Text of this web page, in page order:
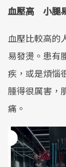
血壓高 小腿
血壓比較高的
易發燙。患有
疾，或是煩惱
腫得很厲害，
痛。